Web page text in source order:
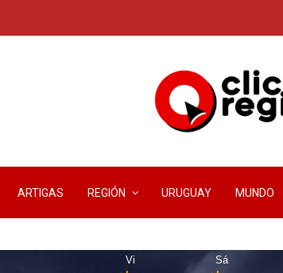
ARTIGAS REGIÓN URUGUAY MUNDO
Vi Sá